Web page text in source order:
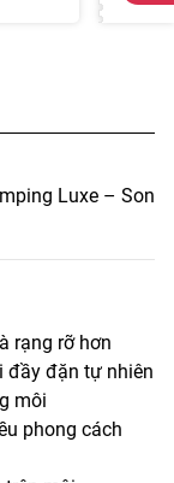
Luxe – Son
rạng rỡ hơn
đầy đặn tự nhiên
môi
phong cách